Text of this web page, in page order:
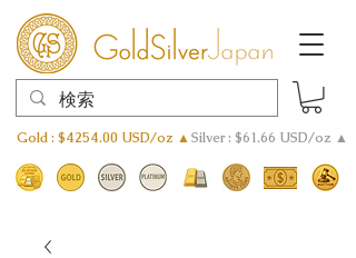
Gold : $4254.00 USD/oz ▲Silver : $61.66 USD/oz ▲